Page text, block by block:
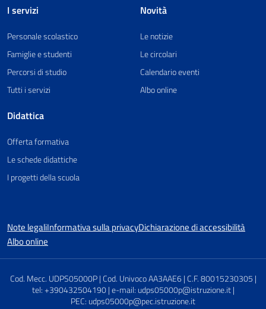
I servizi
Personale scolastico
Famiglie e studenti
Percorsi di studio
Tutti i servizi
Didattica
Offerta formativa
Le schede didattiche
I progetti della scuola
Novità
Le notizie
Le circolari
Calendario eventi
Albo online
Note legaliInformativa sulla privacyDichiarazione di accessibilità
Albo online
Cod. Mecc. UDPS05000P | Cod. Univoco AA3AAE6 | C.F. 80015230305 |
tel: +390432504190 | e-mail: udps05000p@istruzione.it |
PEC: udps05000p@pec.istruzione.it